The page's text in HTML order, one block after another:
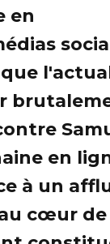
en
en
à un
cœur de